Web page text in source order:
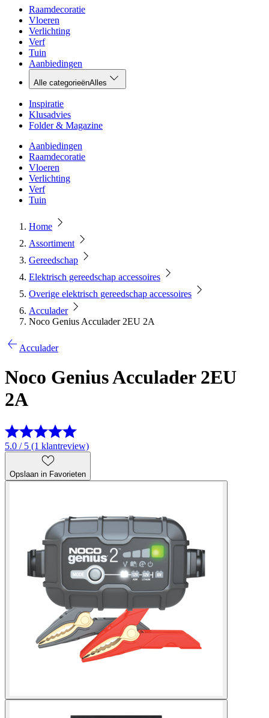
Raamdecoratie
Vloeren
Verlichting
Verf
Tuin
Aanbiedingen
Alle categorieënAlles
Inspiratie
Klusadvies
Folder & Magazine
Aanbiedingen
Raamdecoratie
Vloeren
Verlichting
Verf
Tuin
Home
Assortiment
Gereedschap
Elektrisch gereedschap accessoires
Overige elektrisch gereedschap accessoires
Acculader
Noco Genius Acculader 2EU 2A
Acculader
Noco Genius Acculader 2EU
2A
5.0 / 5 (1 klantreview)
Opslaan in Favorieten